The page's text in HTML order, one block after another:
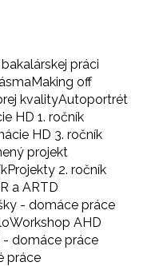
práci
Making off
kvalityAutoportrét
HD 1. ročník
HD 3. ročník
projekt
Projekty 2. ročník
a ARTD
- domáce práce
Workshop AHD
- domáce práce
práce